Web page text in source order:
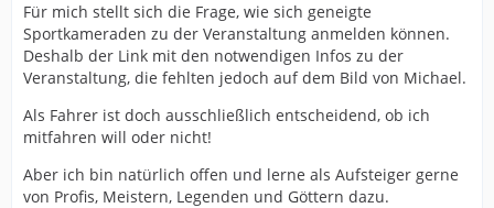
Für mich stellt sich die Frage, wie sich geneigte
Sportkameraden zu der Veranstaltung anmelden können.
Deshalb der Link mit den notwendigen Infos zu der
Veranstaltung, die fehlten jedoch auf dem Bild von Michael.
Als Fahrer ist doch ausschließlich entscheidend, ob ich
mitfahren will oder nicht!
Aber ich bin natürlich offen und lerne als Aufsteiger gerne
von Profis, Meistern, Legenden und Göttern dazu.